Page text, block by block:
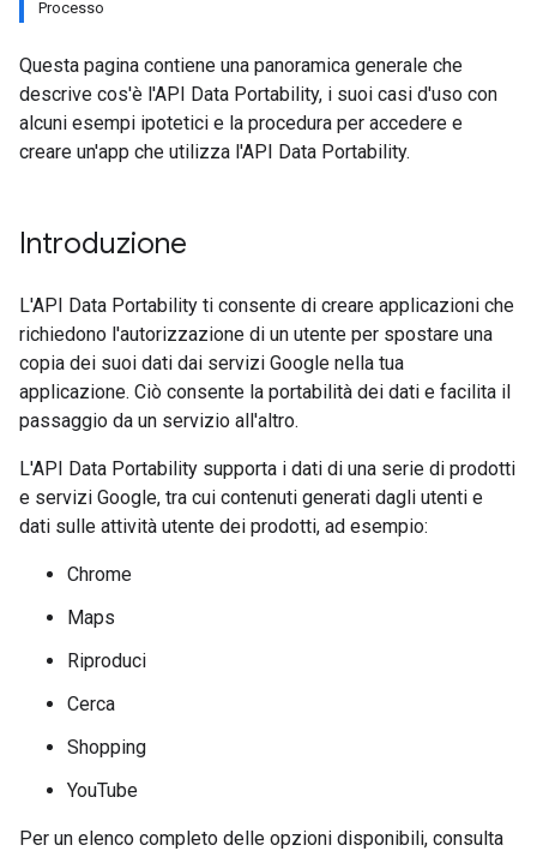
Processo
Questa pagina contiene una panoramica generale che
descrive cos'è l'API Data Portability, i suoi casi d'uso con
alcuni esempi ipotetici e la procedura per accedere e
creare un'app che utilizza l'API Data Portability.
Introduzione
L'API Data Portability ti consente di creare applicazioni che
richiedono l'autorizzazione di un utente per spostare una
copia dei suoi dati dai servizi Google nella tua
applicazione. Ciò consente la portabilità dei dati e facilita il
passaggio da un servizio all'altro.
L'API Data Portability supporta i dati di una serie di prodotti
e servizi Google, tra cui contenuti generati dagli utenti e
dati sulle attività utente dei prodotti, ad esempio:
Chrome
Maps
Riproduci
Cerca
Shopping
YouTube
Per un elenco completo delle opzioni disponibili, consulta